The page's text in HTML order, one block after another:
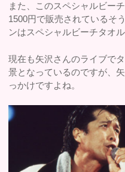
また、このスペシャルビー
1500円で販売されているそ
ンはスペシャルビーチタオ
現在も矢沢さんのライブで
景となっているのですが、
っかけですよね。